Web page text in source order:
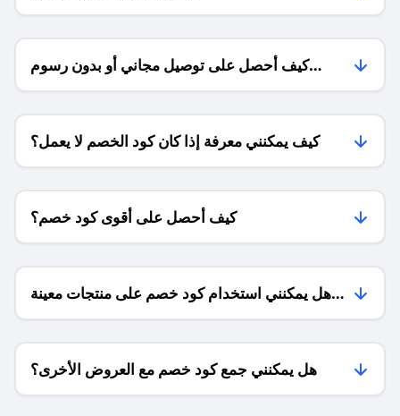
كيف أحصل على توصيل مجاني أو بدون رسوم
الشحن ؟
كيف يمكنني معرفة إذا كان كود الخصم لا يعمل؟
كيف أحصل على أقوى كود خصم؟
هل يمكنني استخدام كود خصم على منتجات معينة
فقط؟
هل يمكنني جمع كود خصم مع العروض الأخرى؟